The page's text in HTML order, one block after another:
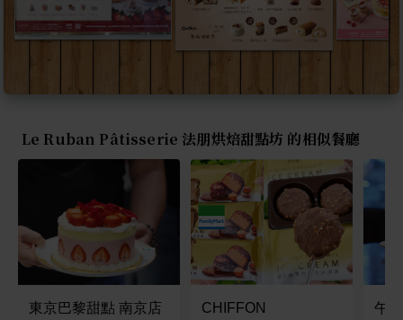
Le Ruban Pâtisserie 法朋烘焙甜點坊 的相似餐廳
東京巴黎甜點 南京店 CHIFFON 午